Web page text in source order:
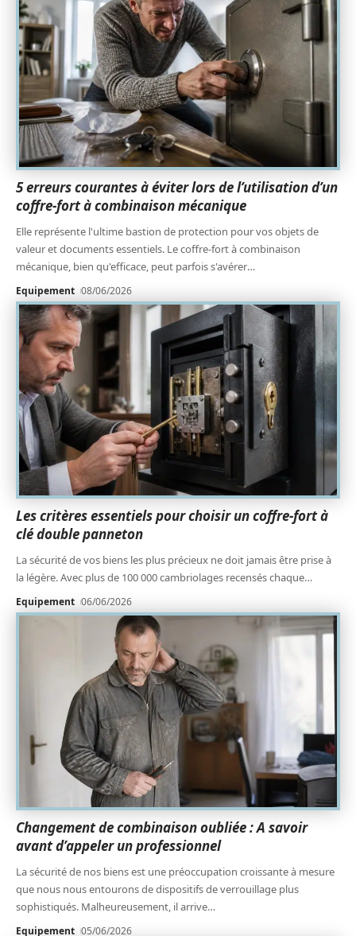
5 erreurs courantes à éviter lors de l’utilisation d’un
coffre-fort à combinaison mécanique
Elle représente l'ultime bastion de protection pour vos objets de
valeur et documents essentiels. Le coffre-fort à combinaison
mécanique, bien qu'efficace, peut parfois s'avérer…
Equipement 08/06/2026
Les critères essentiels pour choisir un coffre-fort à
clé double panneton
La sécurité de vos biens les plus précieux ne doit jamais être prise à
la légère. Avec plus de 100 000 cambriolages recensés chaque…
Equipement 06/06/2026
Changement de combinaison oubliée : A savoir
avant d’appeler un professionnel
La sécurité de nos biens est une préoccupation croissante à mesure
que nous nous entourons de dispositifs de verrouillage plus
sophistiqués. Malheureusement, il arrive…
Equipement 05/06/2026